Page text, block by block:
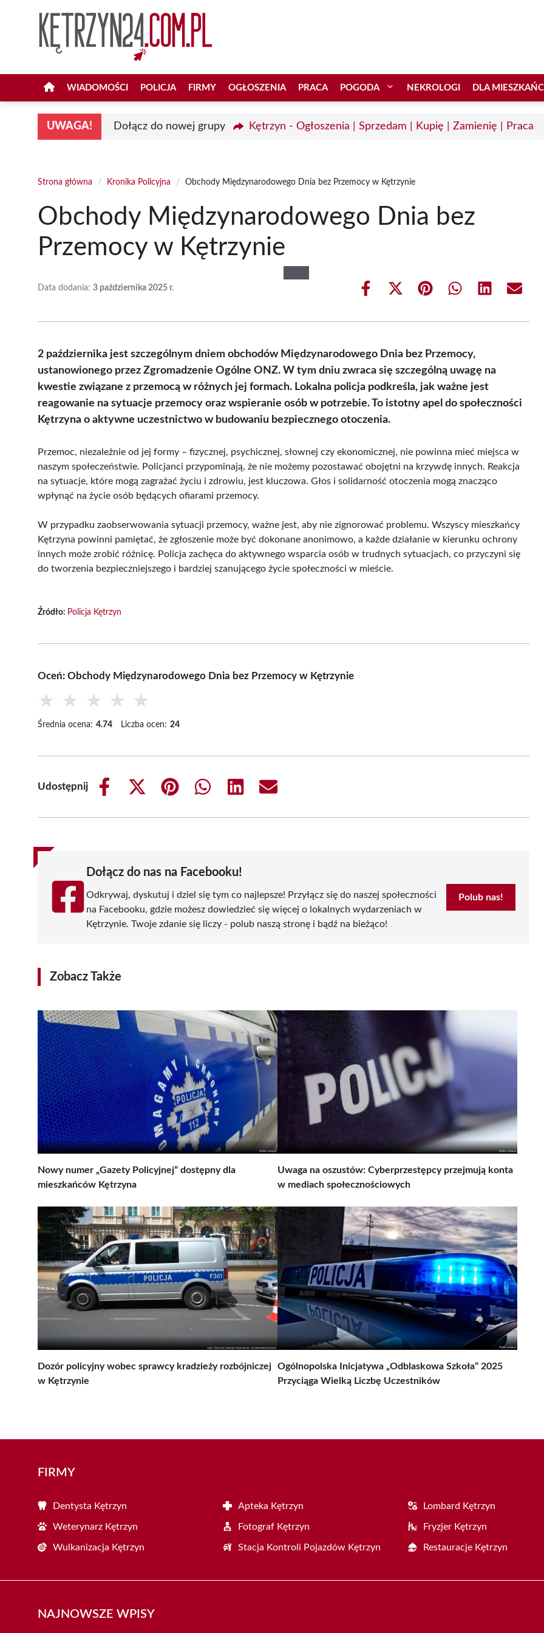
WIADOMOŚCI POLICJA FIRMY OGŁOSZENIA PRACA POGODA NEKROLOGI DLA
UWAGA! Dołącz do nowej grupy Kętrzyn - Ogłoszenia | Sprzedam | Kupię | Zamienię | Praca
Strona główna / Kronika Policyjna / Obchody Międzynarodowego Dnia bez Przemocy w Kętrzynie
Obchody Międzynarodowego Dnia bez
Przemocy w Kętrzynie
Data dodania: 3 października 2025 r.
Share
Share
(Twitter)
Share Share Share Share
2 października jest szczególnym dniem obchodów Międzynarodowego Dnia bez Przemocy,
ustanowionego przez Zgromadzenie Ogólne ONZ. W tym dniu zwraca się szczególną uwagę na
kwestie związane z przemocą w różnych jej formach. Lokalna policja podkreśla, jak ważne jest
reagowanie na sytuacje przemocy oraz wspieranie osób w potrzebie. To istotny apel do społeczności
Kętrzyna o aktywne uczestnictwo w budowaniu bezpiecznego otoczenia.
Przemoc, niezależnie od jej formy – fizycznej, psychicznej, słownej czy ekonomicznej, nie powinna mieć miejsca w
naszym społeczeństwie. Policjanci przypominają, że nie możemy pozostawać obojętni na krzywdę innych. Reakcja
na sytuacje, które mogą zagrażać życiu i zdrowiu, jest kluczowa. Głos i solidarność otoczenia mogą znacząco
wpłynąć na życie osób będących ofiarami przemocy.
W przypadku zaobserwowania sytuacji przemocy, ważne jest, aby nie zignorować problemu. Wszyscy mieszkańcy
Kętrzyna powinni pamiętać, że zgłoszenie może być dokonane anonimowo, a każde działanie w kierunku ochrony
innych może zrobić różnicę. Policja zachęca do aktywnego wsparcia osób w trudnych sytuacjach, co przyczyni się
do tworzenia bezpieczniejszego i bardziej szanującego życie społeczności w mieście.
Źródło: Policja Kętrzyn
Oceń: Obchody Międzynarodowego Dnia bez Przemocy w Kętrzynie
★ ★ ★ ★ ★
Średnia ocena: 4.74 Liczba ocen: 24
Udostępnij
Share
Share
(Twitter)
Share
Share
Share
Share
Dołącz do nas na Facebooku!
Odkrywaj, dyskutuj i dziel się tym co najlepsze! Przyłącz się do naszej społeczności
na Facebooku, gdzie możesz dowiedzieć się więcej o lokalnych wydarzeniach w
Kętrzynie. Twoje zdanie się liczy - polub naszą stronę i bądź na bieżąco!
Polub nas!
Zobacz Także
Nowy numer „Gazety Policyjnej” dostępny dla
mieszkańców Kętrzyna
Uwaga na oszustów: Cyberprzestępcy przejmują konta
w mediach społecznościowych
Dozór policyjny wobec sprawcy kradzieży rozbójniczej
w Kętrzynie
Ogólnopolska Inicjatywa „Odblaskowa Szkoła” 2025
Przyciąga Wielką Liczbę Uczestników
FIRMY
Dentysta Kętrzyn Apteka Kętrzyn Lombard Kętrzyn
Weterynarz Kętrzyn Fotograf Kętrzyn Fryzjer Kętrzyn
Wulkanizacja Kętrzyn Stacja Kontroli Pojazdów Kętrzyn Restauracje Kętrzyn
NAJNOWSZE WPISY